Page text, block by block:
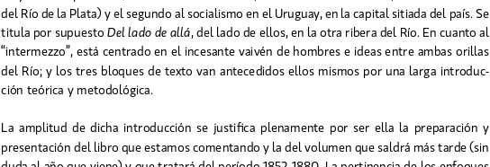
del Río de la Plata) y el segundo al socialismo en el Uruguay, en la capital sitiada del país. Se
titula por supuesto Del lado de allá , del lado de ellos, en la otra ribera del Río. En cuanto al
“intermezzo”, está centrado en el incesante vaivén de hombres e ideas entre ambas orillas
del Río; y los tres bloques de texto van antecedidos ellos mismos por una larga introduc-
ción teórica y metodológica.
La  amplitud  de  dicha  introducción  se  justifica  plenamente  por  ser  ella  la  preparación  y
presentación del libro que estamos comentando y la del volumen que saldrá más tarde (sin
duda al año que viene) y que tratará del período 1852-1880. La pertinencia de los enfoques